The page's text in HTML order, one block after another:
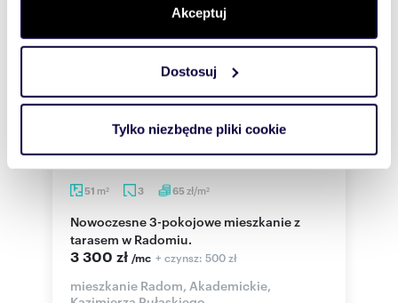
. W Deklaracji plików cookie możesz
zmienić lub wycofać swoją zgodę w dowolnej chwili.
Wykorzystujemy pliki cookie do spersonalizowania treści
i reklam, aby oferować funkcje społecznościowe i
korzystasz z naszej witryny, udostępniamy partnerom
Partnerzy mogą połączyć te informacje z innymi danymi
korzystania z ich usług.
Akceptuj
Dostosuj
Tylko niezbędne pliki cookie
51 m2 3 65 zł/m2
Nowoczesne 3-pokojowe mieszkanie z
tarasem w Radomiu.
3 300 zł /mc + czynsz: 500 zł
mieszkanie Radom, Akademickie,